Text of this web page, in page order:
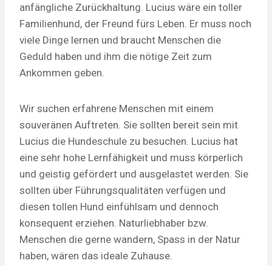
anfängliche Zurückhaltung. Lucius wäre ein toller
Familienhund, der Freund fürs Leben. Er muss noch
viele Dinge lernen und braucht Menschen die
Geduld haben und ihm die nötige Zeit zum
Ankommen geben.
Wir suchen erfahrene Menschen mit einem
souveränen Auftreten. Sie sollten bereit sein mit
Lucius die Hundeschule zu besuchen. Lucius hat
eine sehr hohe Lernfähigkeit und muss körperlich
und geistig gefördert und ausgelastet werden. Sie
sollten über Führungsqualitäten verfügen und
diesen tollen Hund einfühlsam und dennoch
konsequent erziehen. Naturliebhaber bzw.
Menschen die gerne wandern, Spass in der Natur
haben, wären das ideale Zuhause.